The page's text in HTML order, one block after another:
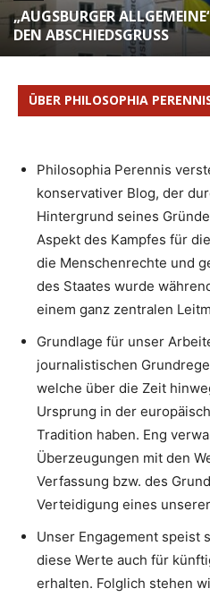
„AUGSBURGER
DEN ABSCHIEDSGRUSS
ÜBER PHILOSOPHIA
Philosophia Perennis
konservativer Blog, der
Hintergrund seines
Aspekt des Kampfes für
die Menschenrechte und
des Staates wurde
einem ganz zentralen
Grundlage für unser
journalistischen
welche über die Zeit
Ursprung in der
Tradition haben. Eng
Überzeugungen mit den
Verfassung bzw. des
Verteidigung eines
Unser Engagement speist
diese Werte auch für
erhalten. Folglich stehen